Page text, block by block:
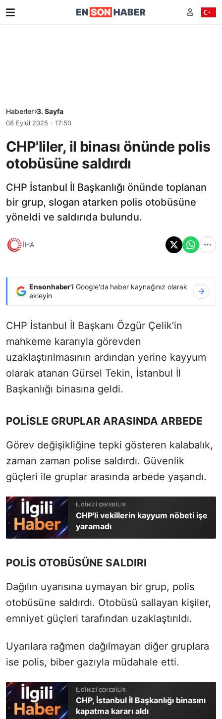
Haberler 3. Sayfa
08 Eylül 2025 - 17:50
CHP'liler, il binası önünde polis
otobüsüne saldırdı
CHP İstanbul İl Başkanlığı önünde toplanan
bir grup, slogan atarken polis otobüsüne
yöneldi ve saldırıda bulundu.
İHA
Ensonhaber'i Google'da haber kaynağınız olarak
ekleyin
CHP İstanbul İl Başkanı Özgür Çelik’in
mahkeme kararıyla görevden
uzaklaştırılmasının ardından yerine kayyum
olarak atanan Gürsel Tekin, İstanbul İl
Başkanlığı binasına geldi.
POLİSLE GRUPLAR ARASINDA ARBEDE
Görev değişikliğine tepki gösteren kalabalık,
zaman zaman polise saldırdı. Güvenlik
güçleri ile gruplar arasında arbede yaşandı.
CHP'li vekillerin kayyum nöbeti işe
yaramadı
POLİS OTOBÜSÜNE SALDIRI
Dağılın uyarısına uymayan bir grup, polis
otobüsüne saldırdı. Otobüsü sallayan kişiler,
emniyet güçleri tarafından uzaklaştırıldı.
Uyarılara rağmen dağılmayan diğer gruplara
ise polis, biber gazıyla müdahale etti.
CHP, İstanbul İl Başkanlığı binasını
kapatma kararı aldı